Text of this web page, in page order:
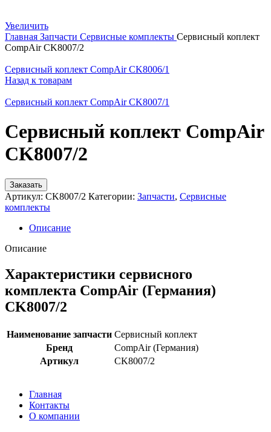
Увеличить
Главная Запчасти Сервисные комплекты Сервисный коплект
CompAir CK8007/2
Сервисный коплект CompAir CK8006/1
Назад к товарам
Сервисный коплект CompAir CK8007/1
Сервисный коплект CompAir
CK8007/2
Заказать
Артикул: CK8007/2 Категории: Запчасти, Сервисные
комплекты
Описание
Описание
Характеристики сервисного
комплекта CompAir (Германия)
CK8007/2
Наименование запчасти Сервисный коплект
Бренд
CompAir (Германия)
Артикул
CK8007/2
Главная
Контакты
О компании